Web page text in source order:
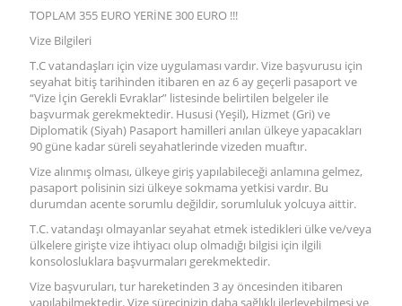
TOPLAM 355 EURO YERİNE 300 EURO !!!
Vize Bilgileri
T.C vatandaşları için vize uygulaması vardır. Vize başvurusu için
seyahat bitiş tarihinden itibaren en az 6 ay geçerli pasaport ve
“Vize İçin Gerekli Evraklar” listesinde belirtilen belgeler ile
başvurmak gerekmektedir. Hususi (Yeşil), Hizmet (Gri) ve
Diplomatik (Siyah) Pasaport hamilleri anılan ülkeye yapacakları
90 güne kadar süreli seyahatlerinde vizeden muaftır.
Vize alınmış olması, ülkeye giriş yapılabileceği anlamına gelmez,
pasaport polisinin sizi ülkeye sokmama yetkisi vardır. Bu
durumdan acente sorumlu değildir, sorumluluk yolcuya aittir.
T.C. vatandaşı olmayanlar seyahat etmek istedikleri ülke ve/veya
ülkelere girişte vize ihtiyacı olup olmadığı bilgisi için ilgili
konsolosluklara başvurmaları gerekmektedir.
Vize başvuruları, tur hareketinden 3 ay öncesinden itibaren
yapılabilmektedir. Vize sürecinizin daha sağlıklı ilerleyebilmesi ve